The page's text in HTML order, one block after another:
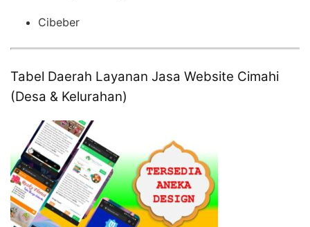
Cibeber
Tabel Daerah Layanan Jasa Website Cimahi
(Desa & Kelurahan)